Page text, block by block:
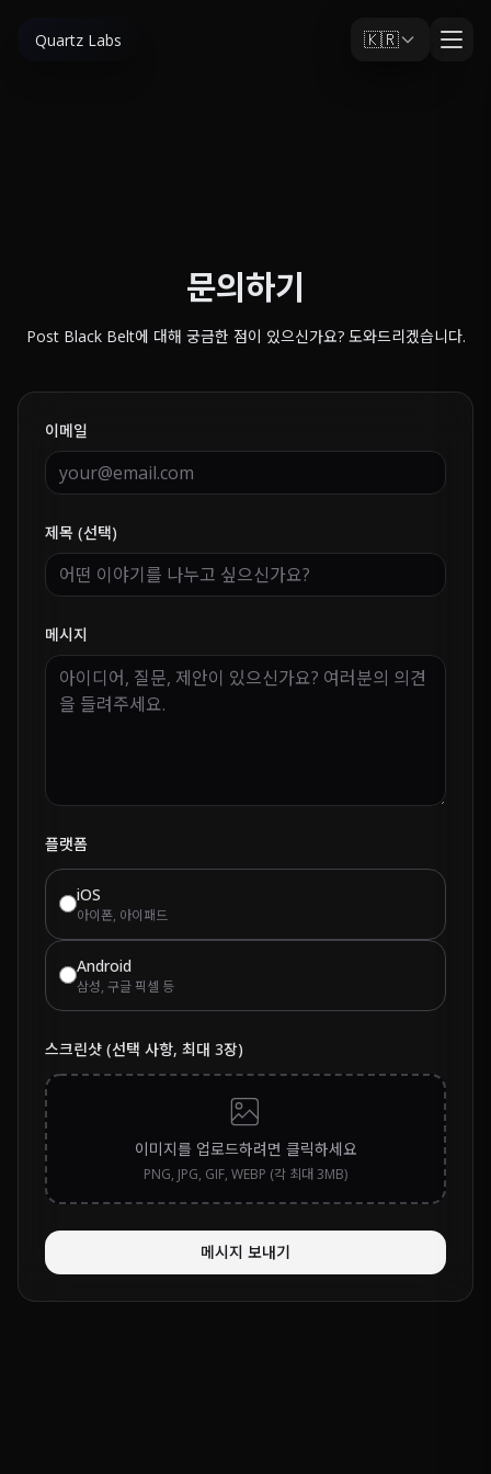
Quartz Labs 🇰🇷
문의하기
Post Black Belt에 대해 궁금한 점이 있으신가요? 도와드리겠습니다.
이메일
제목 (선택)
메시지
플랫폼
iOS
아이폰, 아이패드
Android
삼성, 구글 픽셀 등
스크린샷 (선택 사항, 최대 3장)
이미지를 업로드하려면 클릭하세요
PNG, JPG, GIF, WEBP (각 최대 3MB)
메시지 보내기